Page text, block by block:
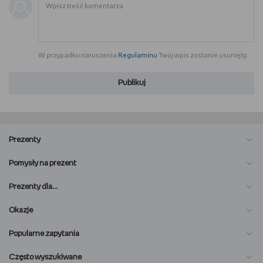
W przypadku naruszenia Regulaminu Twój wpis zostanie usunięty.
Publikuj
Prezenty
Pomysły na prezent
Prezenty dla…
Okazje
Popularne zapytania
Często wyszukiwane